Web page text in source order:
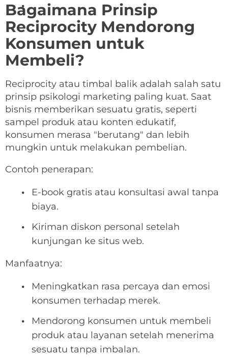
Bagaimana Prinsip
Reciprocity Mendorong
Konsumen untuk
Membeli?
Reciprocity atau timbal balik adalah salah satu
prinsip psikologi marketing paling kuat. Saat
bisnis memberikan sesuatu gratis, seperti
sampel produk atau konten edukatif,
konsumen merasa "berutang" dan lebih
mungkin untuk melakukan pembelian.
Contoh penerapan:
E-book gratis atau konsultasi awal tanpa
biaya.
Kiriman diskon personal setelah
kunjungan ke situs web.
Manfaatnya:
Meningkatkan rasa percaya dan emosi
konsumen terhadap merek.
Mendorong konsumen untuk membeli
produk atau layanan setelah menerima
sesuatu tanpa imbalan.